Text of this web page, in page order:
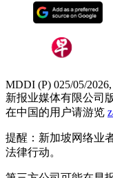
MDDI (P) 025/05/
新报业媒体有限公司
在中国的用户请游览
提醒：新加坡网络业
法律行动。